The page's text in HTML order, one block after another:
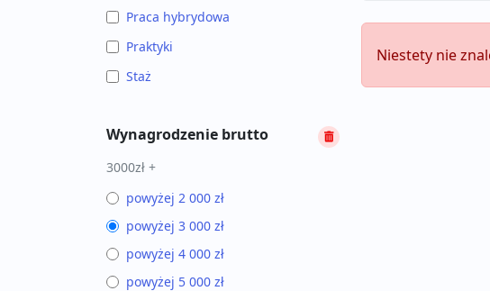
Praca hybrydowa
Praktyki
Staż
Wynagrodzenie brutto
3000zł +
powyżej 2 000 zł
powyżej 3 000 zł
powyżej 4 000 zł
powyżej 5 000 zł
Niestety nie